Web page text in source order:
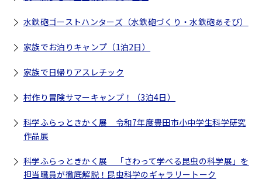
水鉄砲ゴーストハンターズ（水鉄砲づくり・水鉄砲あそび）
家族でお泊りキャンプ（1泊2日）
家族で日帰りアスレチック
村作り冒険サマーキャンプ！（3泊4日）
科学ふらっときかく展 令和7年度豊田市小中学生科学研究
作品展
科学ふらっときかく展 「さわって学べる昆虫の科学展」を
担当職員が徹底解説！昆虫科学のギャラリートーク